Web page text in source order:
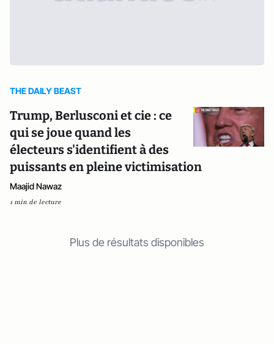
THE DAILY BEAST
Trump, Berlusconi et cie : ce
qui se joue quand les
électeurs s'identifient à des
puissants en pleine victimisation
Maajid Nawaz
1 min de lecture
Plus de résultats disponibles